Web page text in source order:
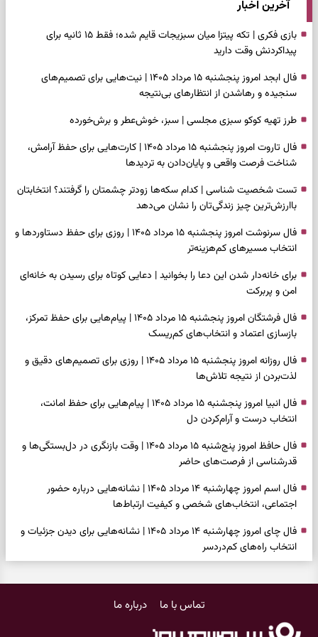
آخرین اخبار
بازی فکری | تکه پیتزا میان سبزیجات قایم شده؛ فقط ۱۵ ثانیه برای
پیداکردنش وقت دارید
فال ابجد امروز پنجشنبه ۱۵ مرداد ۱۴۰۵ | نیت‌هایی برای تصمیم‌های
سنجیده و رهاشدن از انتظارهای بی‌نتیجه
طرز تهیه کوکو سبزی مجلسی | سبز، خوش‌عطر و برش‌خورده
فال تاروت امروز پنجشنبه ۱۵ مرداد ۱۴۰۵ | کارت‌هایی برای حفظ آرامش،
شناخت فرصت واقعی و پایان‌دادن به تردیدها
تست شخصیت شناسی | کدام سکه‌ها زودتر چشمتان را گرفتند؟ انتخابتان
باارزش‌ترین چیز زندگی‌تان را نشان می‌دهد
فال سرنوشت امروز پنجشنبه ۱۵ مرداد ۱۴۰۵ | روزی برای حفظ دستاوردها و
انتخاب مسیرهای کم‌هزینه‌تر
برای خانه‌دار شدن این دعا را بخوانید | دعایی کوتاه برای رسیدن به خانه‌ای
امن و پربرکت
فال فرشتگان امروز پنجشنبه ۱۵ مرداد ۱۴۰۵ | پیام‌هایی برای حفظ تمرکز،
بازسازی اعتماد و انتخاب‌های کم‌ریسک
فال روزانه امروز پنجشنبه ۱۵ مرداد ۱۴۰۵ | روزی برای تصمیم‌های دقیق و
لذت‌بردن از نتیجه تلاش‌ها
فال انبیا امروز پنجشنبه ۱۵ مرداد ۱۴۰۵ | پیام‌هایی برای حفظ امانت،
انتخاب درست و آرام‌کردن دل
فال حافظ امروز پنج‌شنبه ۱۵ مرداد ۱۴۰۵ | وقت بازنگری در دل‌بستگی‌ها و
قدرشناسی از فرصت‌های حاضر
فال اسم امروز چهارشنبه ۱۴ مرداد ۱۴۰۵ | نشانه‌هایی درباره حضور
اجتماعی، انتخاب‌های شخصی و کیفیت ارتباط‌ها
فال چای امروز چهارشنبه ۱۴ مرداد ۱۴۰۵ | نشانه‌هایی برای دیدن جزئیات و
انتخاب راه‌های کم‌دردسر
انتخاب چیزی که ارزش ماندن دارد
تماس با ما درباره ما